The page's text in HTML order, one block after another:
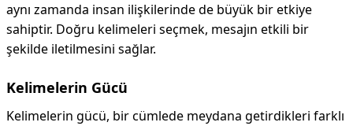
aynı zamanda insan ilişkilerinde de büyük bir etkiye
sahiptir. Doğru kelimeleri seçmek, mesajın etkili bir
şekilde iletilmesini sağlar.
Kelimelerin Gücü
Kelimelerin gücü, bir cümlede meydana getirdikleri farklı